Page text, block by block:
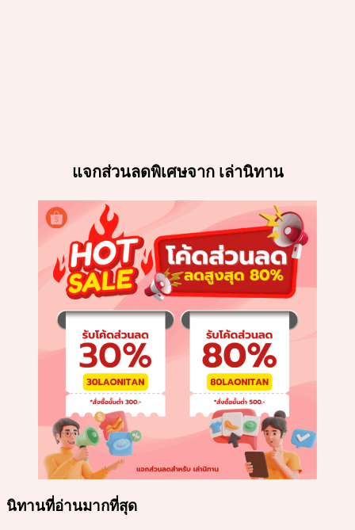
แจกส่วนลดพิเศษจาก เล่านิทาน
นิทานที่อ่านมากที่สุด